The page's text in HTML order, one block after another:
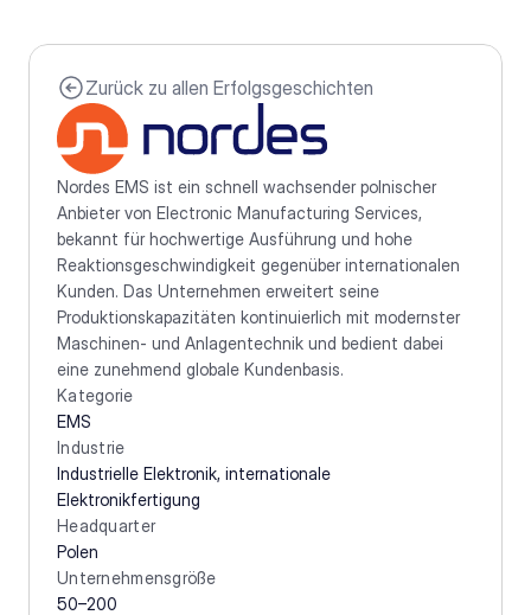
Zurück zu allen Erfolgsgeschichten
Nordes EMS ist ein schnell wachsender polnischer
Anbieter von Electronic Manufacturing Services,
bekannt für hochwertige Ausführung und hohe
Reaktionsgeschwindigkeit gegenüber internationalen
Kunden. Das Unternehmen erweitert seine
Produktionskapazitäten kontinuierlich mit modernster
Maschinen- und Anlagentechnik und bedient dabei
eine zunehmend globale Kundenbasis.
Kategorie
EMS
Industrie
Industrielle Elektronik, internationale
Elektronikfertigung
Headquarter
Polen
Unternehmensgröße
50–200